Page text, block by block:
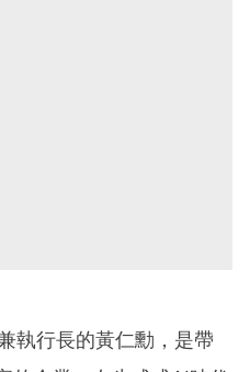
執行長的黃仁勳，是帶